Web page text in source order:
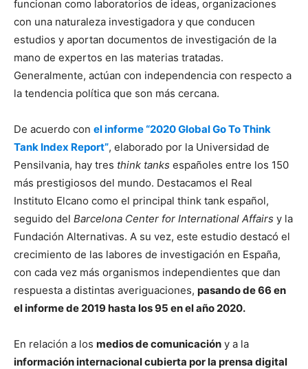
funcionan como laboratorios de ideas, organizaciones
con una naturaleza investigadora y que conducen
estudios y aportan documentos de investigación de la
mano de expertos en las materias tratadas.
Generalmente, actúan con independencia con respecto a
la tendencia política que son más cercana.
De acuerdo con el informe “2020 Global Go To Think
Tank Index Report”, elaborado por la Universidad de
Pensilvania, hay tres think tanks españoles entre los 150
más prestigiosos del mundo. Destacamos el Real
Instituto Elcano como el principal think tank español,
seguido del Barcelona Center for International Affairs y la
Fundación Alternativas. A su vez, este estudio destacó el
crecimiento de las labores de investigación en España,
con cada vez más organismos independientes que dan
respuesta a distintas averiguaciones, pasando de 66 en
el informe de 2019 hasta los 95 en el año 2020.
En relación a los medios de comunicación y a la
información internacional cubierta por la prensa digital